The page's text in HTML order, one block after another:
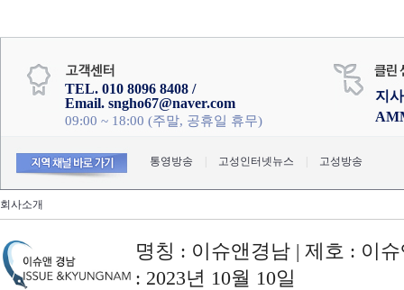
TEL. 010 8096 8408 /
Email. sngho67@naver.com
09:00 ~ 18:00 (주말, 공휴일 휴무)
지
통영방송 고성인터넷뉴스 고성방송
회사소개
명칭 : 이슈앤경남 | 제호 : 이
: 2023년 10월 10일